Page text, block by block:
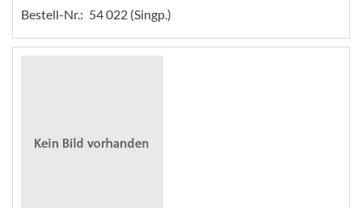
Bestell-Nr.: 54 022 (Singp.)